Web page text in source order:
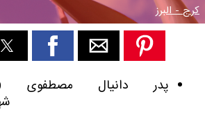
کرج - البرز
پدر دانیال
شهادت ۱۹ دی